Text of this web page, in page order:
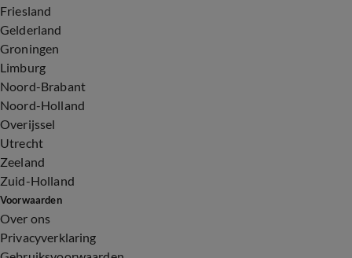
Friesland
Gelderland
Groningen
Limburg
Noord-Brabant
Noord-Holland
Overijssel
Utrecht
Zeeland
Zuid-Holland
Voorwaarden
Over ons
Privacyverklaring